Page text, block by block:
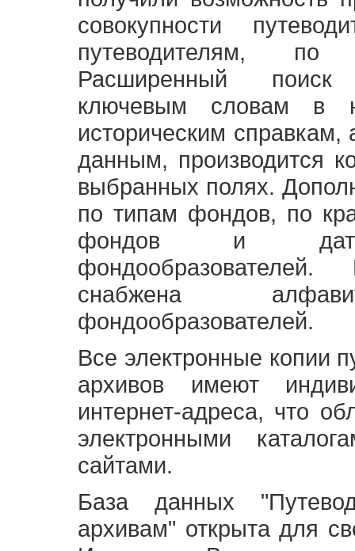
совокупности
путеводителям,
Расширенный
ключевым словам в
историческим
данным, производится
выбранных полях.
по типам фондов, по
фондов и
снабжена
фондообразователей.
Все электронные копии
архивов имеют
интернет-адреса, что
электронными
сайтами.
База данных
архивам" открыта для